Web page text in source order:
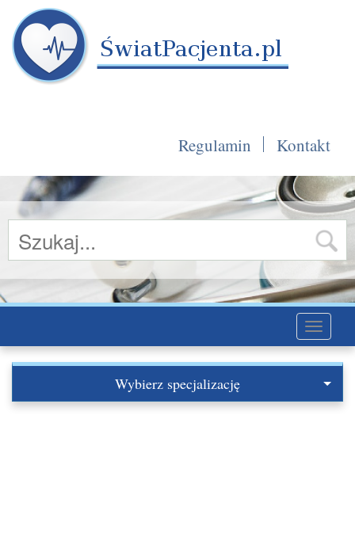
Regulamin Kontakt
Toggle
Wybierz specjalizację